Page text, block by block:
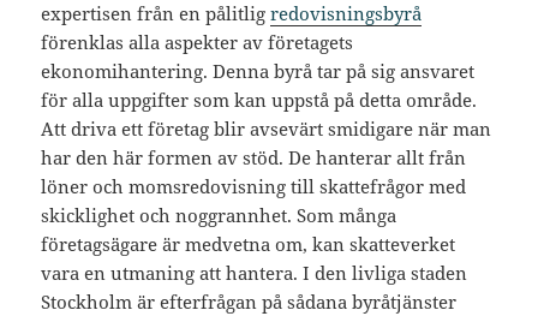
expertisen från en pålitligredovisningsbyrå
förenklas alla aspekter av företagets
ekonomihantering. Denna byrå tar på sig ansvaret
för alla uppgifter som kan uppstå på detta område.
Att driva ett företag blir avsevärt smidigare när man
har den här formen av stöd. De hanterar allt från
löner och momsredovisning till skattefrågor med
skicklighet och noggrannhet. Som många
företagsägare är medvetna om, kan skatteverket
vara en utmaning att hantera. I den livliga staden
Stockholm är efterfrågan på sådana byråtjänster